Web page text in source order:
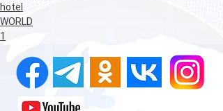
hotel
WORLD
1